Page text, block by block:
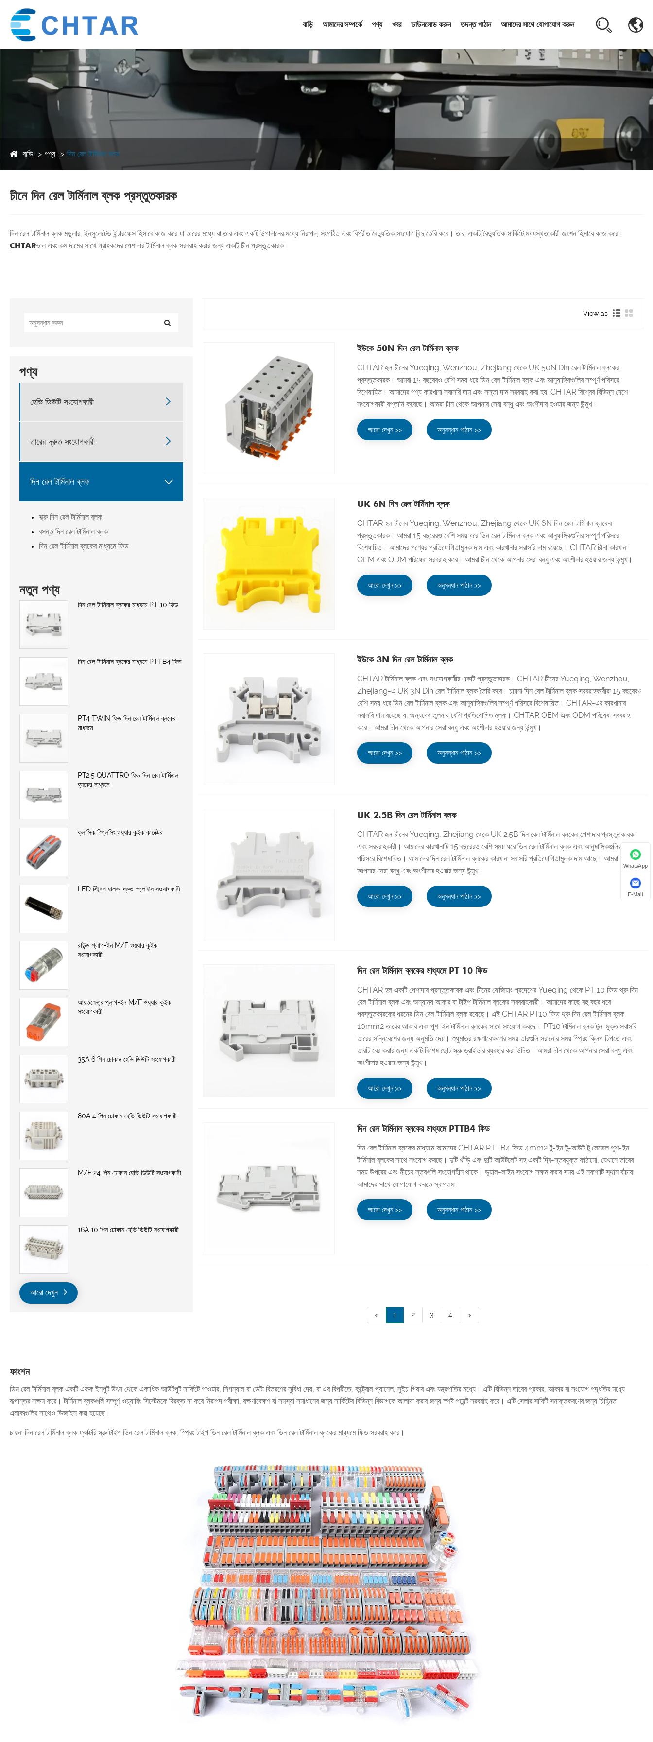
বাড়ি আমাদের সম্পর্কে পণ্য খবর ডাউনলোড করুন তদন্ত পাঠান আমাদের সাথে যোগাযোগ করুন
বাড়ি পণ্য দিন রেল টার্মিনাল ব্লক
চীনে দিন রেল টার্মিনাল ব্লক প্রস্তুতকারক
দিন রেল টার্মিনাল ব্লক মডুলার, ইনসুলেটেড ইন্টারফেস হিসাবে কাজ করে যা তারের মধ্যে বা তার এবং একটি উপাদানের মধ্যে নিরাপদ, সংগঠিত এবং বিপরীত বৈদ্যুতিক সংযোগ বিন্দু তৈরি করে। তারা একটি বৈদ্যুতিক সার্কিটে মধ্যস্থতাকারী জংশন হিসাবে কাজ করে।
CHTARভাল এবং কম দামের সাথে গ্রাহকদের পেশাদার টার্মিনাল ব্লক সরবরাহ করার জন্য একটি চীন প্রস্তুতকারক।
পণ্য
হেভি ডিউটি ​​সংযোগকারী 
তারের দ্রুত সংযোগকারী 
দিন রেল টার্মিনাল ব্লক 
স্ক্রু দিন রেল টার্মিনাল ব্লক
বসন্ত দিন রেল টার্মিনাল ব্লক
দিন রেল টার্মিনাল ব্লকের মাধ্যমে ফিড
নতুন পণ্য
দিন রেল টার্মিনাল ব্লকের মাধ্যমে PT 10 ফিড
দিন রেল টার্মিনাল ব্লকের মাধ্যমে PTTB4 ফিড
PT4 TWIN ফিড দিন রেল টার্মিনাল ব্লকের
মাধ্যমে
PT2.5 QUATTRO ফিড দিন রেল টার্মিনাল
ব্লকের মাধ্যমে
ক্লাসিক স্প্লিসিং ওয়্যার কুইক কানেক্টর
LED স্ট্রিপ হালকা দ্রুত স্প্লাইস সংযোগকারী
রাউন্ড প্লাগ-ইন M/F ওয়্যার কুইক
সংযোগকারী
আয়তক্ষেত্র প্লাগ-ইন M/F ওয়্যার কুইক
সংযোগকারী
35A 6 পিন ঢোকান হেভি ডিউটি ​​সংযোগকারী
80A 4 পিন ঢোকান হেভি ডিউটি ​​সংযোগকারী
M/F 24 পিন ঢোকান হেভি ডিউটি ​​সংযোগকারী
16A 10 পিন ঢোকান হেভি ডিউটি ​​সংযোগকারী
আরো দেখুন
View as
ইউকে 50N দিন রেল টার্মিনাল ব্লক
CHTAR হল চীনের Yueqing, Wenzhou, Zhejiang থেকে UK 50N Din রেল টার্মিনাল ব্লকের
প্রস্তুতকারক। আমরা 15 বছরেরও বেশি সময় ধরে ডিন রেল টার্মিনাল ব্লক এবং আনুষাঙ্গিকগুলির সম্পূর্ণ পরিসরে
বিশেষায়িত। আমাদের পণ্য কারখানা সরাসরি দাম এবং সস্তা দাম সরবরাহ করা হয়. CHTAR বিশ্বের বিভিন্ন দেশে
সংযোগকারী রপ্তানি করেছে। আমরা চীন থেকে আপনার সেরা বন্ধু এবং অংশীদার হওয়ার জন্য উন্মুখ।
আরো দেখুন >> অনুসন্ধান পাঠান >>
UK 6N দিন রেল টার্মিনাল ব্লক
CHTAR হল চীনের Yueqing, Wenzhou, Zhejiang থেকে UK 6N দিন রেল টার্মিনাল ব্লকের
প্রস্তুতকারক। আমরা 15 বছরেরও বেশি সময় ধরে ডিন রেল টার্মিনাল ব্লক এবং আনুষাঙ্গিকগুলির সম্পূর্ণ পরিসরে
বিশেষায়িত। আমাদের পণ্যের প্রতিযোগিতামূলক দাম এবং কারখানার সরাসরি দাম রয়েছে। CHTAR চীনা কারখানা
OEM এবং ODM পরিষেবা সরবরাহ করে। আমরা চীন থেকে আপনার সেরা বন্ধু এবং অংশীদার হওয়ার জন্য উন্মুখ।
আরো দেখুন >> অনুসন্ধান পাঠান >>
ইউকে 3N দিন রেল টার্মিনাল ব্লক
CHTAR টার্মিনাল ব্লক এবং সংযোগকারীর একটি প্রস্তুতকারক। CHTAR চীনের Yueqing, Wenzhou,
Zhejiang-এ UK 3N Din রেল টার্মিনাল ব্লক তৈরি করে। চায়না দিন রেল টার্মিনাল ব্লক সরবরাহকারীরা 15 বছরেরও
বেশি সময় ধরে ডিন রেল টার্মিনাল ব্লক এবং আনুষাঙ্গিকগুলির সম্পূর্ণ পরিসরে বিশেষায়িত। CHTAR-এর কারখানার
সরাসরি দাম রয়েছে যা অন্যদের তুলনায় বেশি প্রতিযোগিতামূলক। CHTAR OEM এবং ODM পরিষেবা সরবরাহ
করে। আমরা চীন থেকে আপনার সেরা বন্ধু এবং অংশীদার হওয়ার জন্য উন্মুখ।
আরো দেখুন >> অনুসন্ধান পাঠান >>
UK 2.5B দিন রেল টার্মিনাল ব্লক
CHTAR হল চীনের Yueqing, Zhejiang থেকে UK 2.5B দিন রেল টার্মিনাল ব্লকের পেশাদার প্রস্তুতকারক
এবং সরবরাহকারী। আমাদের কারখানাটি 15 বছরেরও বেশি সময় ধরে ডিন রেল টার্মিনাল ব্লক এবং আনুষাঙ্গিকগুলির সম্পূর্ণ
পরিসরে বিশেষায়িত। আমাদের দিন রেল টার্মিনাল ব্লকের কারখানা সরাসরি প্রতিযোগিতামূলক দাম আছে। আমরা চীন থেকে
আপনার সেরা বন্ধু এবং অংশীদার হওয়ার জন্য উন্মুখ।
আরো দেখুন >> অনুসন্ধান পাঠান >>
দিন রেল টার্মিনাল ব্লকের মাধ্যমে PT 10 ফিড
CHTAR হল একটি পেশাদার প্রস্তুতকারক এবং চীনের ঝেজিয়াং প্রদেশের Yueqing থেকে PT 10 ফিড থ্রু দিন
রেল টার্মিনাল ব্লক এবং অন্যান্য আকার বা টাইপ টার্মিনাল ব্লকের সরবরাহকারী। আমাদের কাছে বহু বছর ধরে
প্রস্তুতকারকের ধরনের ডিন রেল টার্মিনাল ব্লক রয়েছে। এই CHTAR PT10 ফিড থ্রু দিন রেল টার্মিনাল ব্লক
10mm2 তারের আকার এবং পুশ-ইন টার্মিনাল ব্লকের সাথে সংযোগ করছে। PT10 টার্মিনাল ব্লক টুল-মুক্ত সরাসরি
তারের সন্নিবেশের জন্য অনুমতি দেয়। শুধুমাত্র রক্ষণাবেক্ষণের সময় তারগুলি সরানোর সময় স্প্রিং ক্লিপ টিপতে এবং
তারটি বের করার জন্য একটি বিশেষ ছোট স্ক্রু ড্রাইভার ব্যবহার করা উচিত। আমরা চীন থেকে আপনার সেরা বন্ধু এবং
অংশীদার হওয়ার জন্য উন্মুখ।
আরো দেখুন >> অনুসন্ধান পাঠান >>
দিন রেল টার্মিনাল ব্লকের মাধ্যমে PTTB4 ফিড
দিন রেল টার্মিনাল ব্লকের মাধ্যমে আমাদের CHTAR PTTB4 ফিড 4mm2 টু-ইন টু-আউট টু লেভেল পুশ-ইন
টার্মিনাল ব্লকের সাথে সংযোগ করছে। দুটি খাঁড়ি এবং দুটি আউটলেট সহ একটি দ্বি-স্তরযুক্ত কাঠামো, যেখানে তারের
সময় উপরের এবং নীচের স্তরগুলি সংযোগহীন থাকে। ডুয়াল-লাইন সংযোগ সক্ষম করার সময় এই নকশাটি স্থান বাঁচায়৷
আমাদের সাথে যোগাযোগ করতে স্বাগতম৷
আরো দেখুন >> অনুসন্ধান পাঠান >>
« 1 2 3 4 »
ফাংশন
ডিন রেল টার্মিনাল ব্লক একটি একক ইনপুট উৎস থেকে একাধিক আউটপুট সার্কিটে পাওয়ার, সিগন্যাল বা ডেটা বিতরণের সুবিধা দেয়, বা এর বিপরীতে, কন্ট্রোল প্যানেল, সুইচ গিয়ার এবং যন্ত্রপাতির মধ্যে। এটি বিভিন্ন তারের প্রকার, আকার বা সংযোগ পদ্ধতির মধ্যে
রূপান্তর সক্ষম করে। টার্মিনাল ব্লকগুলি সম্পূর্ণ ওয়্যারিং সিস্টেমকে বিরক্ত না করে নিরাপদ পরীক্ষা, রক্ষণাবেক্ষণ বা সমস্যা সমাধানের জন্য সার্কিটের বিভিন্ন বিভাগকে আলাদা করার জন্য স্পষ্ট পয়েন্ট সরবরাহ করে। এটি সেলার সার্কিট সনাক্তকরণের জন্য চিহ্নিত
এলাকাগুলির সাথেও ডিজাইন করা হয়েছে।
চায়না দিন রেল টার্মিনাল ব্লক ফ্যাক্টরি স্ক্রু টাইপ ডিন রেল টার্মিনাল ব্লক, স্প্রিং টাইপ ডিন রেল টার্মিনাল ব্লক এবং ডিন রেল টার্মিনাল ব্লকের মাধ্যমে ফিড সরবরাহ করে।
WhatsApp
E-Mail